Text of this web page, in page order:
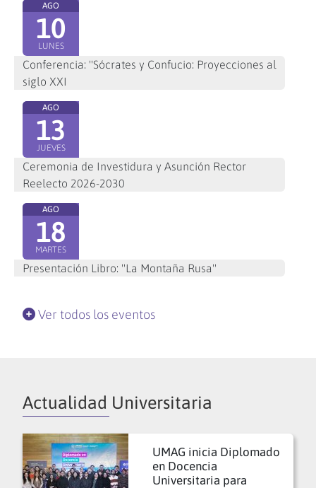
AGO
10
LUNES
Conferencia: "Sócrates y Confucio: Proyecciones al
siglo XXI
AGO
13
JUEVES
Ceremonia de Investidura y Asunción Rector
Reelecto 2026-2030
AGO
18
MARTES
Presentación Libro: "La Montaña Rusa"
Ver todos los eventos
Actualidad Universitaria
UMAG inicia Diplomado
en Docencia
Universitaria para